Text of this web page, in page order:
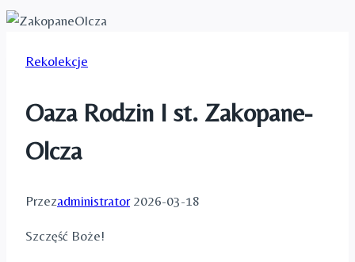
Rekolekcje
Oaza Rodzin I st. Zakopane-
Olcza
Przezadministrator 2026-03-18
Szczęść Boże!